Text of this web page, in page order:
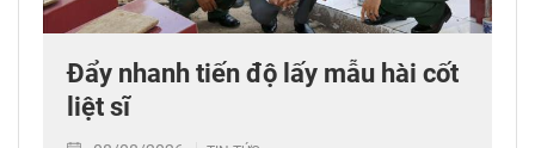
Đẩy nhanh tiến độ lấy mẫu hài cốt
liệt sĩ